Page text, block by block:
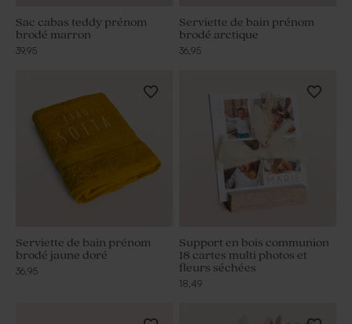
Sac cabas teddy prénom
brodé marron
39,95
Serviette de bain prénom
brodé arctique
36,95
Serviette de bain prénom
brodé jaune doré
36,95
Support en bois communion
18 cartes multi photos et
fleurs séchées
18,49